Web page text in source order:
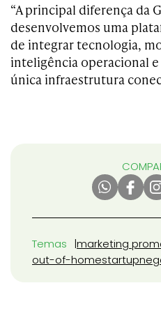
“A principal diferença da
desenvolvemos uma
de integrar tecnologia,
inteligência operacional
única infraestrutura
Temas marketing
out-of-homestartup